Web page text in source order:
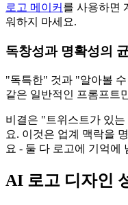
로고 메이커 를 사용하면
워하지 마세요.
독창성과 명확성의
"독특한" 것과 "알아볼
같은 일반적인 프롬프트
비결은 "트위스트가 있
요. 이것은 업계 맥락을
요 - 둘 다 로고에 기억에
AI 로고 디자인